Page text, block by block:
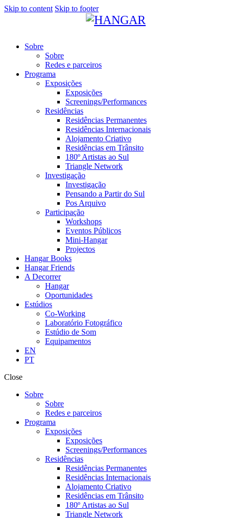
Skip to content Skip to footer
Sobre
Sobre
Redes e parceiros
Programa
Exposições
Exposições
Screenings/Performances
Residências
Residências Permanentes
Residências Internacionais
Alojamento Criativo
Residências em Trânsito
180º Artistas ao Sul
Triangle Network
Investigação
Investigação
Pensando a Partir do Sul
Pos Arquivo
Participação
Workshops
Eventos Públicos
Mini-Hangar
Projectos
Hangar Books
Hangar Friends
A Decorrer
Hangar
Oportunidades
Estúdios
Co-Working
Laboratório Fotográfico
Estúdio de Som
Equipamentos
EN
PT
Close
Sobre
Sobre
Redes e parceiros
Programa
Exposições
Exposições
Screenings/Performances
Residências
Residências Permanentes
Residências Internacionais
Alojamento Criativo
Residências em Trânsito
180º Artistas ao Sul
Triangle Network